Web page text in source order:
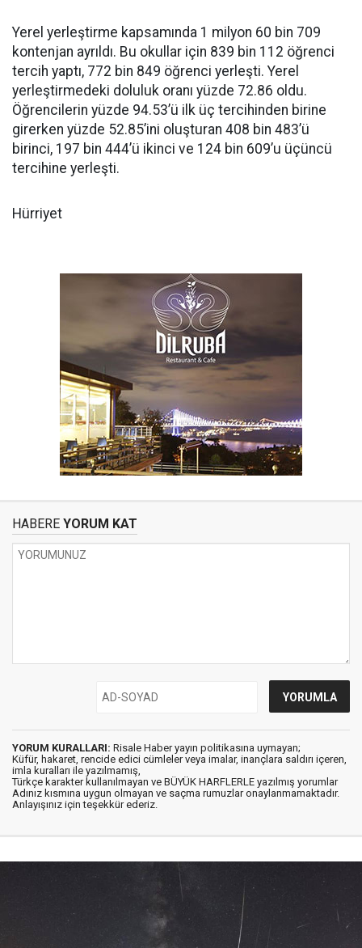
Yerel yerleştirme kapsamında 1 milyon 60 bin 709
kontenjan ayrıldı. Bu okullar için 839 bin 112 öğrenci
tercih yaptı, 772 bin 849 öğrenci yerleşti. Yerel
yerleştirmedeki doluluk oranı yüzde 72.86 oldu.
Öğrencilerin yüzde 94.53’ü ilk üç tercihinden birine
girerken yüzde 52.85’ini oluşturan 408 bin 483’ü
birinci, 197 bin 444’ü ikinci ve 124 bin 609’u üçüncü
tercihine yerleşti.
Hürriyet
HABERE YORUM KAT
YORUM KURALLARI: Risale Haber yayın politikasına uymayan;
Küfür, hakaret, rencide edici cümleler veya imalar, inançlara saldırı içeren,
imla kuralları ile yazılmamış,
Türkçe karakter kullanılmayan ve BÜYÜK HARFLERLE yazılmış yorumlar
Adınız kısmına uygun olmayan ve saçma rumuzlar onaylanmamaktadır.
Anlayışınız için teşekkür ederiz.